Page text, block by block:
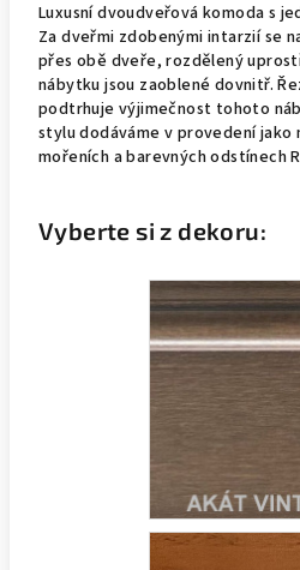
Luxusní dvoudveřová komoda s
Za dveřmi zdobenými intarzií se
přes obě dveře, rozdělený
nábytku jsou zaoblené dovnitř.
podtrhuje výjimečnost tohoto
stylu dodáváme v provedení
mořeních a barevných odstínech
Vyberte si z dekoru: